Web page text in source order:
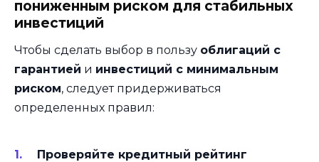
пониженным риском для стабильных
инвестиций
Чтобы сделать выбор в пользу облигаций с
гарантией и инвестиций с минимальным
риском, следует придерживаться
определенных правил:
Проверяйте кредитный рейтинг